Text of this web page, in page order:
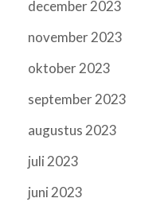
december 2023
november 2023
oktober 2023
september 2023
augustus 2023
juli 2023
juni 2023